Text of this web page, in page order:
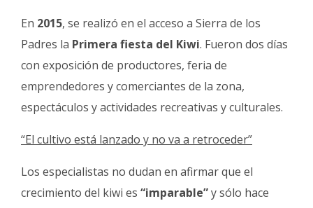
En 2015, se realizó en el acceso a Sierra de los
Padres la Primera fiesta del Kiwi. Fueron dos días
con exposición de productores, feria de
emprendedores y comerciantes de la zona,
espectáculos y actividades recreativas y culturales.
“El cultivo está lanzado y no va a retroceder”
Los especialistas no dudan en afirmar que el
crecimiento del kiwi es “imparable”y sólo hace